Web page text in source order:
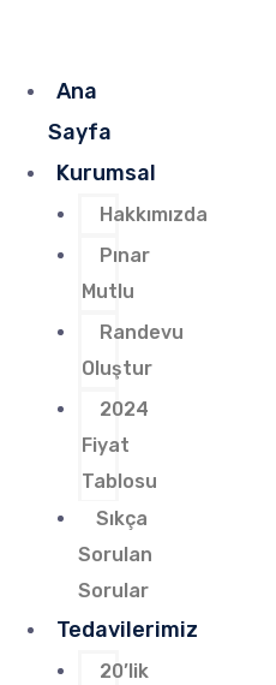
Ana
Sayfa
Kurumsal
Hakkımızda
Pınar
Mutlu
Randevu
Oluştur
2024
Fiyat
Tablosu
Sıkça
Sorulan
Sorular
Tedavilerimiz
20’lik